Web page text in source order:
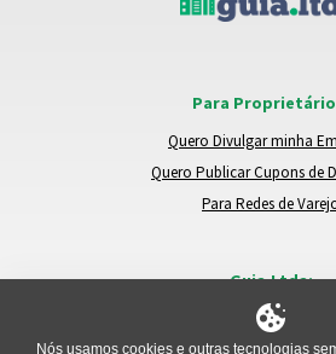
Para
Quero Divulgar minha
Quero Publicar Cupons de
Para Redes de
Guia.Ltda:
Locais e Empresas
Trocar de Região
Nós usamos cookies e outras tecnologias